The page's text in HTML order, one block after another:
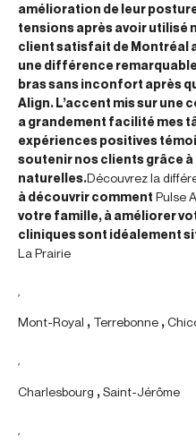
amélioration de leur
tensions après avoir utilisé
client satisfait de Montréal
une différence
bras sans inconfort après
Align. L’accent mis sur
a grandement facilité mes
expériences positives
soutenir nos clients grâce
naturelles.Découvrez la
à découvrir comment Pulse
votre famille, à améliorer
cliniques sont idéalement
La Prairie
,
Mont-Royal , Terrebonne ,
,
Charlesbourg ,Saint-Jérôme
,